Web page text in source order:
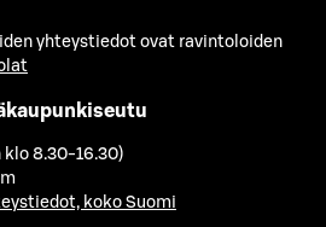
yhteystiedot ovat ravintoloiden
8.30-16.30)
koko Suomi